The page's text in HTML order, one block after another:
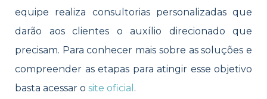
equipe realiza consultorias personalizadas que
darão aos clientes o auxílio direcionado que
precisam. Para conhecer mais sobre as soluções e
compreender as etapas para atingir esse objetivo
basta acessar o site oficial .